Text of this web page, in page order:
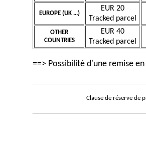
EUROPE (UK ...)
EUR 20
Tracked parcel
OTHER
COUNTRIES
EUR 40
Tracked parcel
==> Possibilité d'une remise
Clause de réserve de